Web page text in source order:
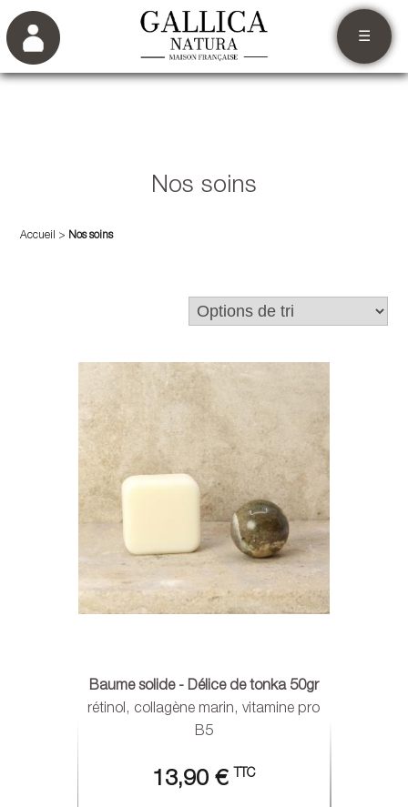
☰
Nos soins
Accueil > Nos soins
Baume solide - Délice de tonka 50gr
rétinol, collagène marin, vitamine pro
B5
13,90 € TTC